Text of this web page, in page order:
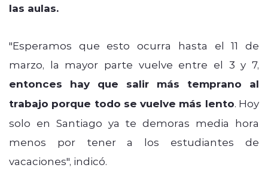
las aulas.
"Esperamos que esto ocurra hasta el 11 de
marzo, la mayor parte vuelve entre el 3 y 7,
entonces hay que salir más temprano al
trabajo porque todo se vuelve más lento. Hoy
solo en Santiago ya te demoras media hora
menos por tener a los estudiantes de
vacaciones", indicó.